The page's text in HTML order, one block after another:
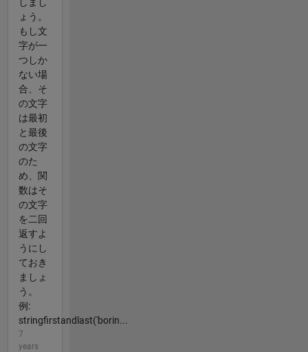
ょう。
もし文
字が一
つしか
ない場
合、そ
の文字
は最初
と最後
の文字
のた
め、関
数はそ
の文字
を二回
返すよ
うにし
ておき
ましょ
う。
例:
stringfirstandlast('borin...
7
years